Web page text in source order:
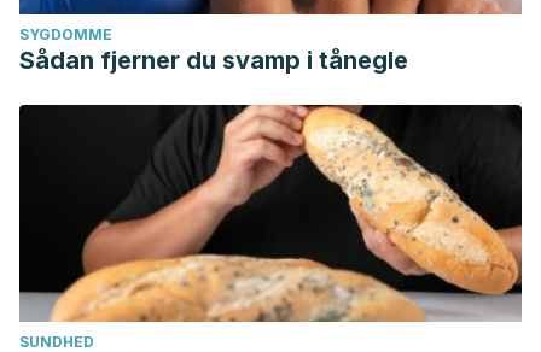
SYGDOMME
Sådan fjerner du svamp i tånegle
SUNDHED